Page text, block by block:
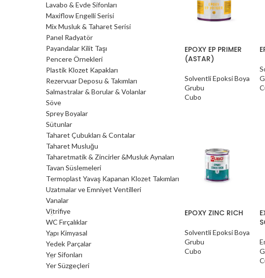
Lavabo & Evde Sifonları
Maxiflow Engelli Serisi
Mix Musluk & Taharet Serisi
Panel Radyatör
Payandalar Kilit Taşı
Pencere Örnekleri
Plastik Klozet Kapakları
Rezervuar Deposu & Takımları
Salmastralar & Borular & Volanlar
Söve
Sprey Boyalar
Sütunlar
Taharet Çubukları & Contalar
Taharet Musluğu
Taharetmatik & Zincirler &Musluk Aynaları
Tavan Süslemeleri
Termoplast Yavaş Kapanan Klozet Takımları
Uzatmalar ve Emniyet Ventilleri
Vanalar
Vitrifiye
WC Fırçalıklar
Yapı Kimyasal
Yedek Parçalar
Yer Sifonları
Yer Süzgeçleri
EPOXY EP PRIMER
(ASTAR)
Solventli Epoksi Boya
Grubu
Cubo
EPOXY ZINC RICH
Solventli Epoksi Boya
Grubu
Cubo